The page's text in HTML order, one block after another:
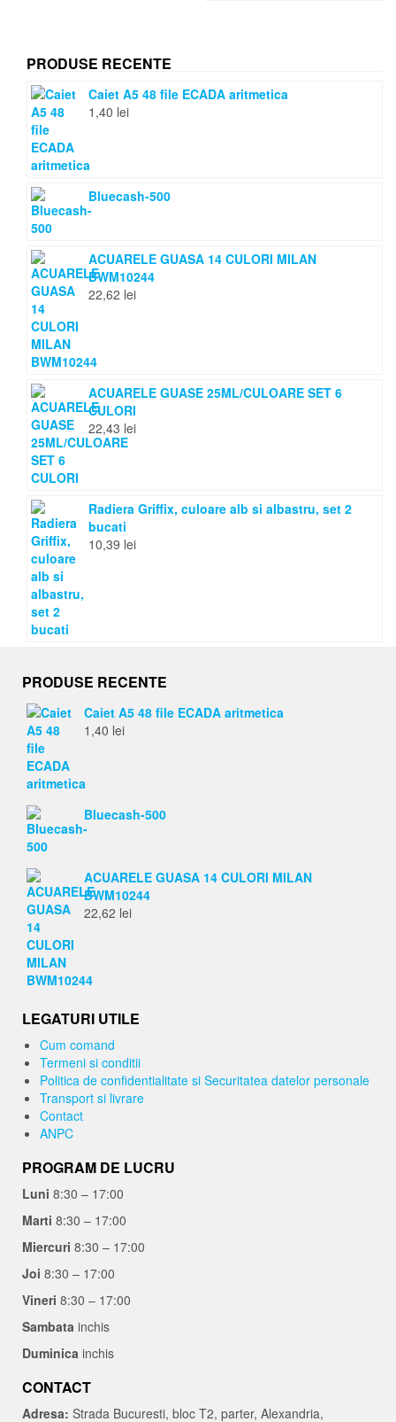
PRODUSE RECENTE
Caiet A5 48 file ECADA aritmetica
1,40 lei
Bluecash-500
ACUARELE GUASA 14 CULORI MILAN
BWM10244
22,62 lei
ACUARELE GUASE 25ML/CULOARE SET 6
CULORI
22,43 lei
Radiera Griffix, culoare alb si albastru, set 2
bucati
10,39 lei
PRODUSE RECENTE
Caiet A5 48 file ECADA aritmetica
1,40 lei
Bluecash-500
ACUARELE GUASA 14 CULORI MILAN
BWM10244
22,62 lei
LEGATURI UTILE
Cum comand
Termeni si conditii
Politica de confidentialitate si Securitatea datelor personale
Transport si livrare
Contact
ANPC
PROGRAM DE LUCRU
Luni 8:30 – 17:00
Marti 8:30 – 17:00
Miercuri 8:30 – 17:00
Joi 8:30 – 17:00
Vineri 8:30 – 17:00
Sambata inchis
Duminica inchis
CONTACT
Adresa: Strada Bucuresti, bloc T2, parter, Alexandria,